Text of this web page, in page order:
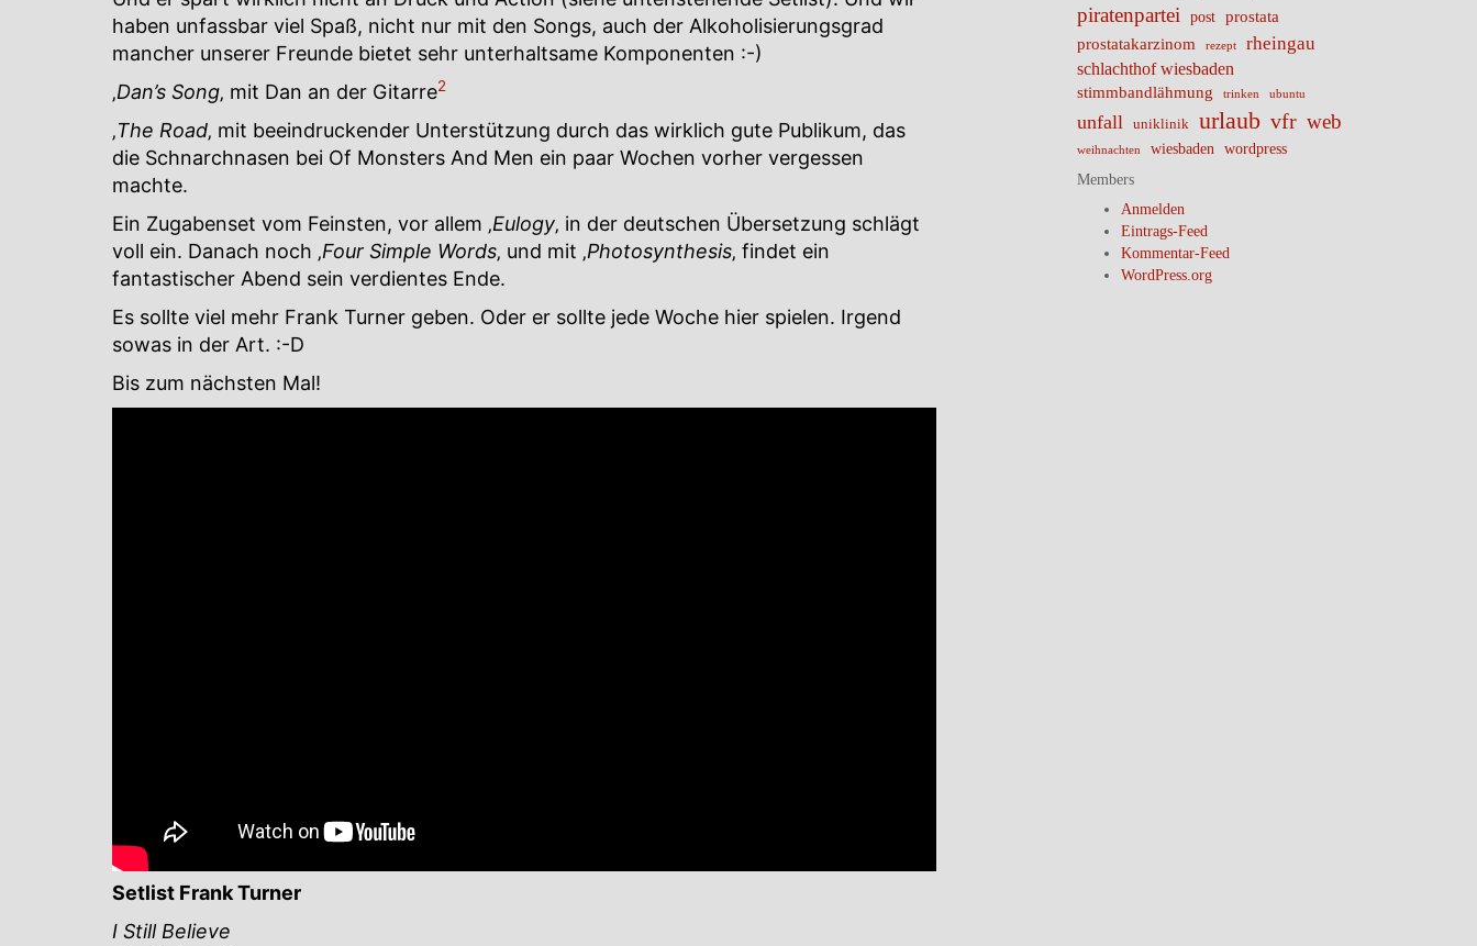
haben unfassbar viel Spaß, nicht nur mit den Songs, auch der Alkoholisierungsgrad
mancher unserer Freunde bietet sehr unterhaltsame Komponenten :-)
‚Dan’s Song‚ mit Dan an der Gitarre2
‚The Road‚ mit beeindruckender Unterstützung durch das wirklich gute Publikum, das
die Schnarchnasen bei Of Monsters And Men ein paar Wochen vorher vergessen
machte.
Ein Zugabenset vom Feinsten, vor allem ‚Eulogy‚ in der deutschen Übersetzung schlägt
voll ein. Danach noch ‚Four Simple Words‚ und mit ‚Photosynthesis‚ findet ein
fantastischer Abend sein verdientes Ende.
Es sollte viel mehr Frank Turner geben. Oder er sollte jede Woche hier spielen. Irgend
sowas in der Art. :-D
Bis zum nächsten Mal!
Setlist Frank Turner
I Still Believe
piratenpartei post
prostata
prostatakarzinom
rezept rheingau
schlachthof wiesbaden
stimmbandlähmung trinken ubuntu
unfall uniklinik urlaub vfr web
weihnachten wiesbaden
wordpress
Members
Anmelden
Eintrags-Feed
Kommentar-Feed
WordPress.org